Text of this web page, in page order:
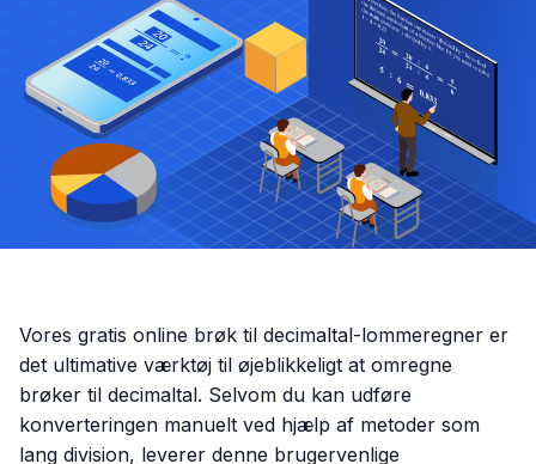
Vores gratis online brøk til decimaltal-lommeregner er
det ultimative værktøj til øjeblikkeligt at omregne
brøker til decimaltal. Selvom du kan udføre
konverteringen manuelt ved hjælp af metoder som
lang division, leverer denne brugervenlige